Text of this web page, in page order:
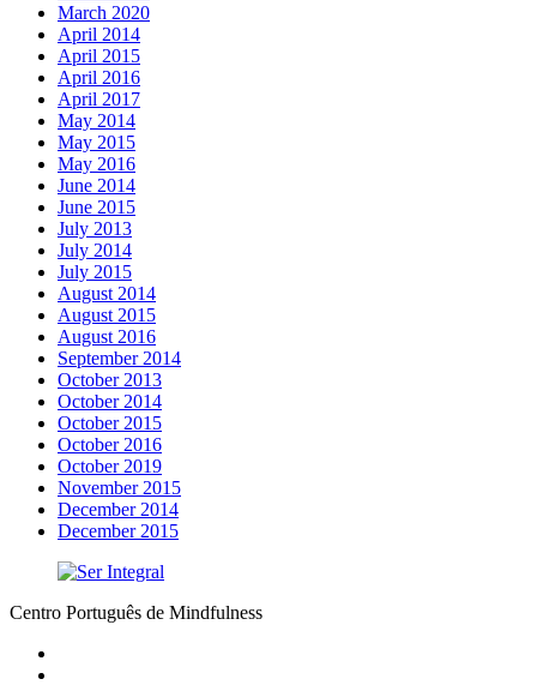
March 2020
April 2014
April 2015
April 2016
April 2017
May 2014
May 2015
May 2016
June 2014
June 2015
July 2013
July 2014
July 2015
August 2014
August 2015
August 2016
September 2014
October 2013
October 2014
October 2015
October 2016
October 2019
November 2015
December 2014
December 2015
Centro Português de Mindfulness